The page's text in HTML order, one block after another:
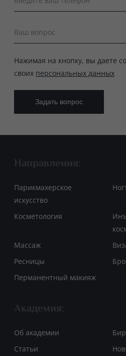
Ваш вопрос
Нажимая на кнопку, вы даете
своих персональных данных
Направления:
Парикмахерское
искусство
Косметология
Массаж
Ресницы
Перманентный макияж
Академия:
Об академии
Статьи